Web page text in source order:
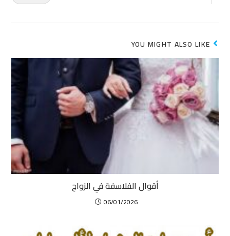
YOU MIGHT ALSO LIKE
أقوال الفلاسفة في الزواج
06/01/2026